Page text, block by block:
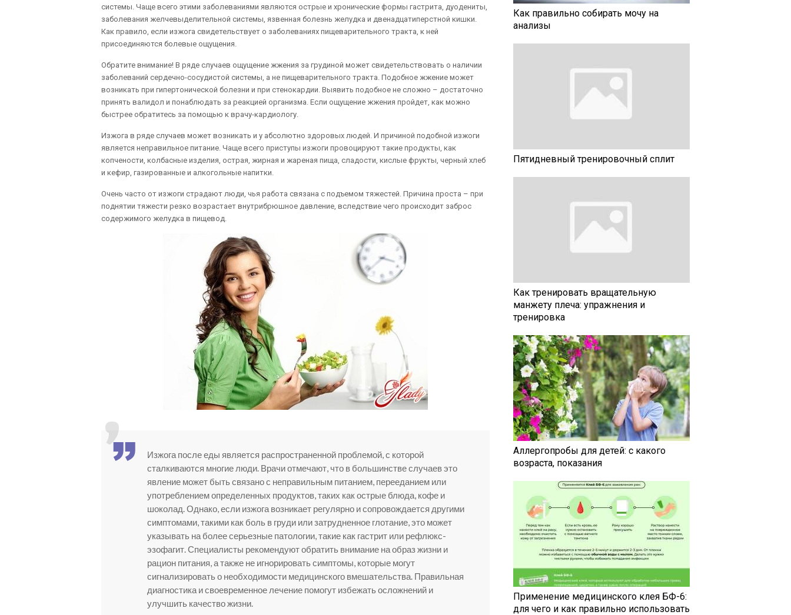
системы. Чаще всего этими заболеваниями являются острые и хронические формы гастрита, дуодениты,
заболевания желчевыделительной системы, язвенная болезнь желудка и двенадцатиперстной кишки.
Как правило, если изжога свидетельствует о заболеваниях пищеварительного тракта, к ней
присоединяются болевые ощущения.
Обратите внимание! В ряде случаев ощущение жжения за грудиной может свидетельствовать о наличии
заболеваний сердечно-сосудистой системы, а не пищеварительного тракта. Подобное жжение может
возникать при гипертонической болезни и при стенокардии. Выявить подобное не сложно – достаточно
принять валидол и понаблюдать за реакцией организма. Если ощущение жжения пройдет, как можно
быстрее обратитесь за помощью к врачу-кардиологу.
Изжога в ряде случаев может возникать и у абсолютно здоровых людей. И причиной подобной изжоги
является неправильное питание. Чаще всего приступы изжоги провоцируют такие продукты, как
копчености, колбасные изделия, острая, жирная и жареная пища, сладости, кислые фрукты, черный хлеб
и кефир, газированные и алкогольные напитки.
Очень часто от изжоги страдают люди, чья работа связана с подъемом тяжестей. Причина проста – при
поднятии тяжести резко возрастает внутрибрюшное давление, вследствие чего происходит заброс
содержимого желудка в пищевод.
Изжога после еды является распространенной проблемой, с которой
сталкиваются многие люди. Врачи отмечают, что в большинстве случаев это
явление может быть связано с неправильным питанием, перееданием или
употреблением определенных продуктов, таких как острые блюда, кофе и
шоколад. Однако, если изжога возникает регулярно и сопровождается другими
симптомами, такими как боль в груди или затрудненное глотание, это может
указывать на более серьезные патологии, такие как гастрит или рефлюкс-
эзофагит. Специалисты рекомендуют обратить внимание на образ жизни и
рацион питания, а также не игнорировать симптомы, которые могут
сигнализировать о необходимости медицинского вмешательства. Правильная
диагностика и своевременное лечение помогут избежать осложнений и
улучшить качество жизни.
Как правильно собирать мочу на
анализы
Пятидневный тренировочный сплит
Как тренировать вращательную
манжету плеча: упражнения и
тренировка
Аллергопробы для детей: с какого
возраста, показания
Применение медицинского клея БФ-6:
для чего и как правильно использовать